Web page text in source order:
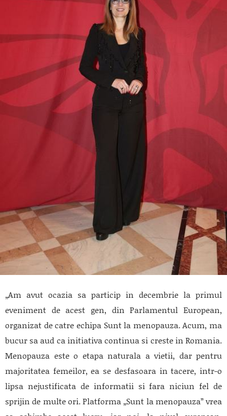
„Am avut ocazia sa particip in decembrie la primul
eveniment de acest gen, din Parlamentul European,
organizat de catre echipa Sunt la menopauza. Acum, ma
bucur sa aud ca initiativa continua si creste in Romania.
Menopauza este o etapa naturala a vietii, dar pentru
majoritatea femeilor, ea se desfasoara in tacere, intr-o
lipsa nejustificata de informatii si fara niciun fel de
sprijin de multe ori. Platforma „Sunt la menopauza” vrea